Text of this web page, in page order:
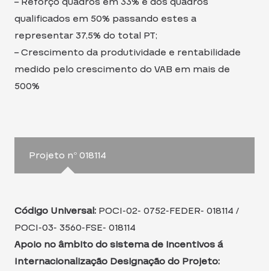
qualificados em 50% passando estes a
representar 37,5% do total PT;
– Crescimento da produtividade e rentabilidade
medido pelo crescimento do VAB em mais de
500%
Projeto nº 018114
Código Universal: POCI-02- 0752-FEDER- 018114 /
POCI-03- 3560-FSE- 018114
Apoio no âmbito do sistema de incentivos á
Internacionalização Designação do Projeto: